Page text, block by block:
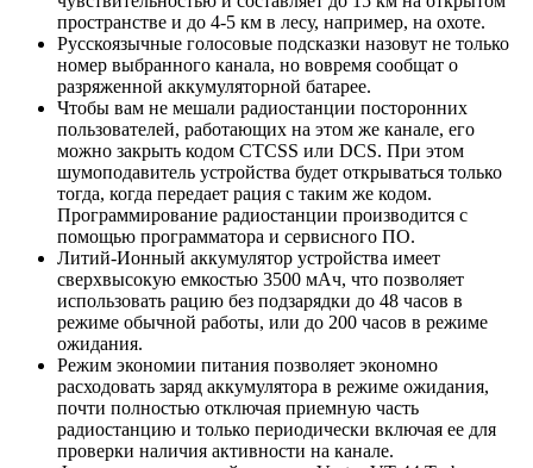
пространстве и до 4-5 км в лесу, например, на охоте.
Русскоязычные голосовые подсказки назовут не только
номер выбранного канала, но вовремя сообщат о
разряженной аккумуляторной батарее.
Чтобы вам не мешали радиостанции посторонних
пользователей, работающих на этом же канале, его
можно закрыть кодом CTCSS или DCS. При этом
шумоподавитель устройства будет открываться только
тогда, когда передает рация с таким же кодом.
Программирование радиостанции производится с
помощью программатора и сервисного ПО.
Литий-Ионный аккумулятор устройства имеет
сверхвысокую емкостью 3500 мАч, что позволяет
использовать рацию без подзарядки до 48 часов в
режиме обычной работы, или до 200 часов в режиме
ожидания.
Режим экономии питания позволяет экономно
расходовать заряд аккумулятора в режиме ожидания,
почти полностью отключая приемную часть
радиостанцию и только периодически включая ее для
проверки наличия активности на канале.